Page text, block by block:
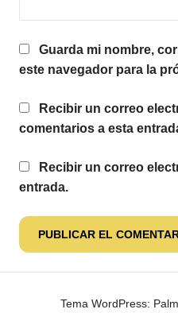
Guarda mi nombre,
este navegador para la
Recibir un correo
comentarios a esta
Recibir un correo
entrada.
Tema WordPress: